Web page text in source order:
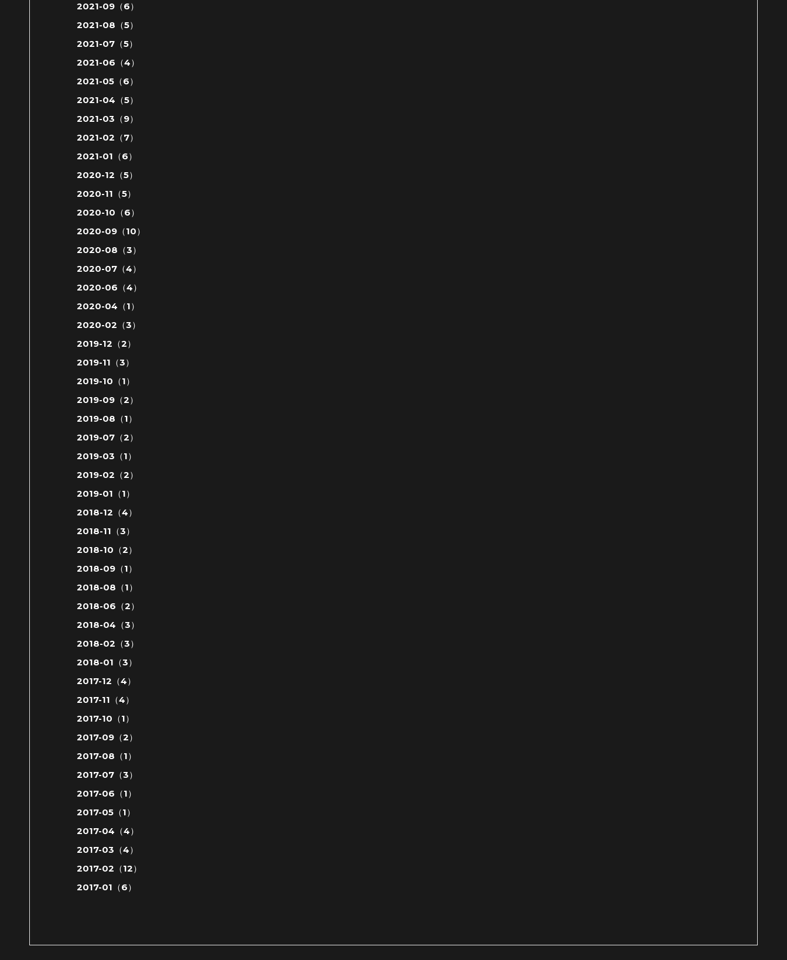
2021-09（6）
2021-08（5）
2021-07（5）
2021-06（4）
2021-05（6）
2021-04（5）
2021-03（9）
2021-02（7）
2021-01（6）
2020-12（5）
2020-11（5）
2020-10（6）
2020-09（10）
2020-08（3）
2020-07（4）
2020-06（4）
2020-04（1）
2020-02（3）
2019-12（2）
2019-11（3）
2019-10（1）
2019-09（2）
2019-08（1）
2019-07（2）
2019-03（1）
2019-02（2）
2019-01（1）
2018-12（4）
2018-11（3）
2018-10（2）
2018-09（1）
2018-08（1）
2018-06（2）
2018-04（3）
2018-02（3）
2018-01（3）
2017-12（4）
2017-11（4）
2017-10（1）
2017-09（2）
2017-08（1）
2017-07（3）
2017-06（1）
2017-05（1）
2017-04（4）
2017-03（4）
2017-02（12）
2017-01（6）